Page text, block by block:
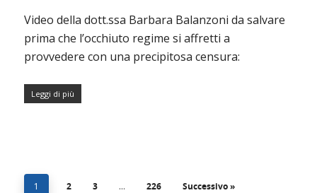
Video della dott.ssa Barbara Balanzoni da salvare
prima che l’occhiuto regime si affretti a
provvedere con una precipitosa censura:
Leggi di più
1 2 3 … 226 Successivo »